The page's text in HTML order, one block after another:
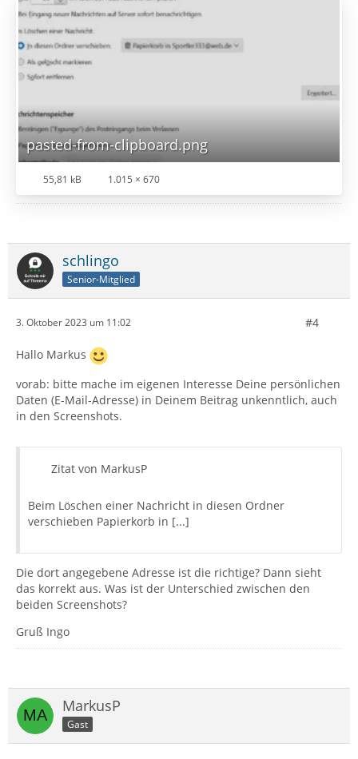
pasted-from-clipboard.png
55,81 kB 1.015 × 670
schlingo
Senior-Mitglied
3. Oktober 2023 um 11:02 #4
Hallo Markus
vorab: bitte mache im eigenen Interesse Deine persönlichen
Daten (E-Mail-Adresse) in Deinem Beitrag unkenntlich, auch
in den Screenshots.
Zitat von MarkusP
Beim Löschen einer Nachricht in diesen Ordner
verschieben Papierkorb in [...]
Die dort angegebene Adresse ist die richtige? Dann sieht
das korrekt aus. Was ist der Unterschied zwischen den
beiden Screenshots?
Gruß Ingo
MarkusP
Gast